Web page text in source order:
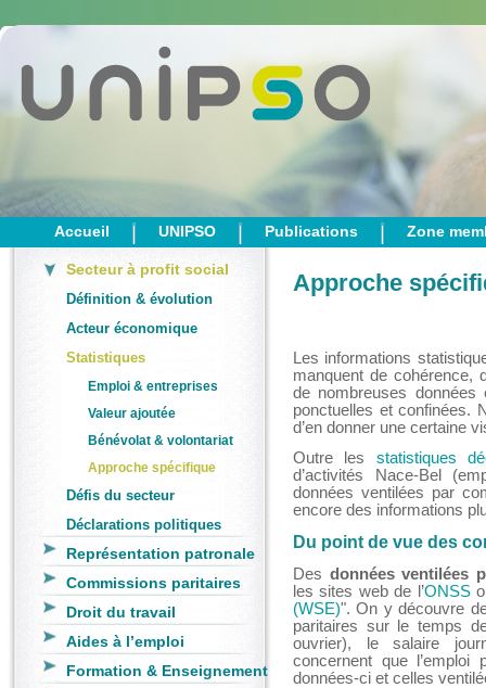
Accueil UNIPSO Publications Zone
Secteur à profit social
Définition & évolution
Acteur économique
Statistiques
Emploi & entreprises
Valeur ajoutée
Bénévolat & volontariat
Approche spécifique
Défis du secteur
Déclarations politiques
Représentation patronale
Commissions paritaires
Droit du travail
Aides à l’emploi
Formation & Enseignement
Approche
Les informations
manquent de cohérence,
de nombreuses données
ponctuelles et confinées.
d’en donner une certaine
Outre les statistiques
d’activités Nace-Bel
données ventilées par
encore des informations
Du point de vue des
Des données ventilées
les sites web de l’ONSS
(WSE)". On y découvre
paritaires sur le temps
ouvrier), le salaire
concernent que
données-ci et celles